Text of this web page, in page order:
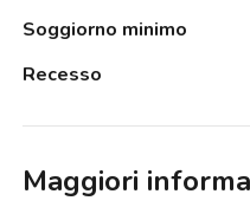
Soggiorno minimo
Recesso
Maggiori